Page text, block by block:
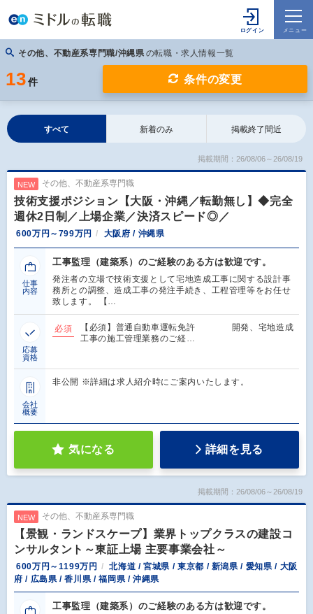
その他、不動産系専門職/沖縄県 の転職・求人情報一覧
13 件 条件の変更
すべて 新着のみ 掲載終了間近
掲載期間：26/08/06～26/08/19
NEW その他、不動産系専門職
技術支援ポジション【大阪・沖縄／転勤無し】◆完全
週休2日制／上場企業／決済スピード◎／
600万円～799万円 大阪府 / 沖縄県
仕事
内容
工事監理（建築系）のご経験のある方は歓迎です。
発注者の立場で技術支援として宅地造成工事に関する設計事
務所との調整、造成工事の発注手続き、工程管理等をお任せ
致します。 【…
応募
資格
必須
【必須】普通自動車運転免許 開発、宅地造成
工事の施工管理業務のご経…
会社
概要
非公開 ※詳細は求人紹介時にご案内いたします。
気になる 詳細を見る
掲載期間：26/08/06～26/08/19
NEW その他、不動産系専門職
【景観・ランドスケープ】業界トップクラスの建設コ
ンサルタント～東証上場 主要事業会社～
600万円～1199万円
北海道 / 宮城県 / 東京都 / 新潟県 / 愛知県 / 大阪
府 / 広島県 / 香川県 / 福岡県 / 沖縄県
工事監理（建築系）のご経験のある方は歓迎です。